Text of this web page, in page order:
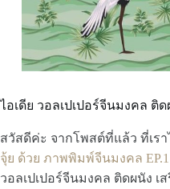
ไอเดีย วอลเปเปอร์จีนมงคล ติด
สวัสดีค่ะ จากโพสต์ที่แล้ว ที่เร
จุ้ย ด้วย ภาพพิมพ์จีนมงคล EP.1
วอลเปเปอร์จีนมงคล ติดผนัง เ